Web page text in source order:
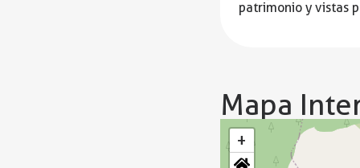
patrimonio y vistas
Mapa
+